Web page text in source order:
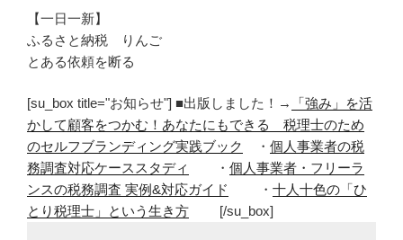
【一日一新】
ふるさと納税 りんご
とある依頼を断る
[su_box title="お知らせ"] ■出版しました！→
「強み」を活
かして顧客をつかむ！あなたにもできる 税理士のため
のセルフブランディング実践ブック
・ 個人事業者の税
務調査対応ケーススタディ
・ 個人事業者・フリーラ
ンスの税務調査 実例&対応ガイド
・ 十人十色の「ひ
とり税理士」という生き方 [/su_box]